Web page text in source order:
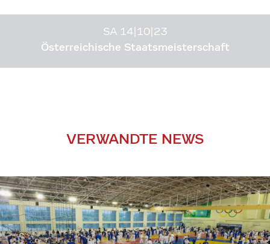
SA 14|10|23
Österreichische Staatsmeisterschaft
VERWANDTE NEWS